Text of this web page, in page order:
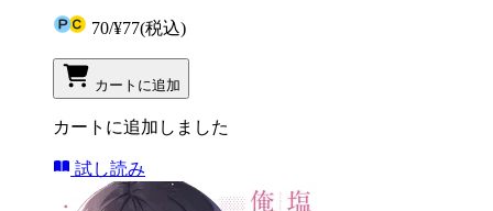
70/¥77(税込)
カートに追加
カートに追加しました
試し読み